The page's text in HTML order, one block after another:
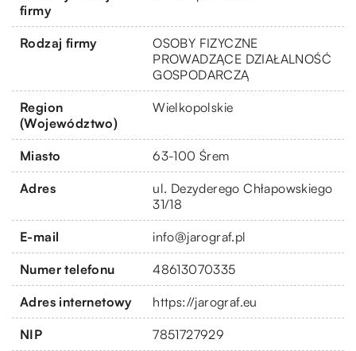
firmy
Rodzaj firmy
OSOBY FIZYCZNE
PROWADZĄCE DZIAŁALNOŚĆ
GOSPODARCZĄ
Region
(Województwo)
Wielkopolskie
Miasto 63-100 Śrem
Adres
ul. Dezyderego Chłapowskiego
31/18
E-mail info@jarograf.pl
Numer telefonu 48613070335
Adres internetowy https://jarograf.eu
NIP 7851727929